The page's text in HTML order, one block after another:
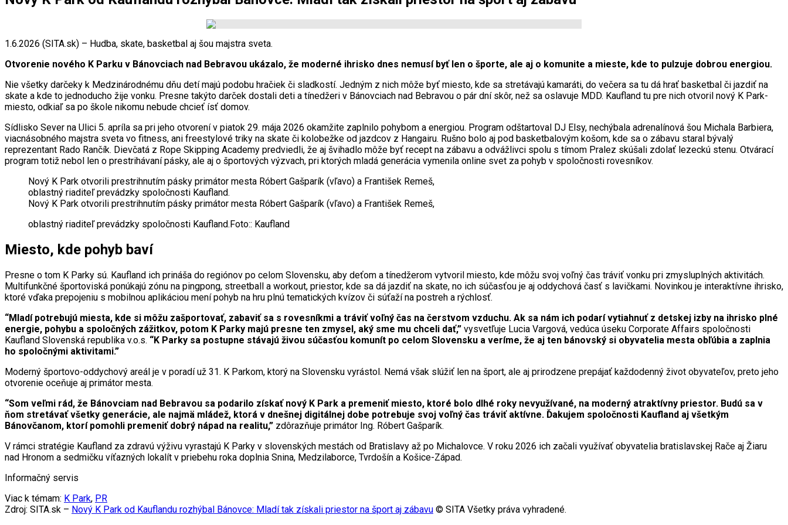
1.6.2026 (SITA.sk) – Hudba, skate, basketbal aj šou majstra sveta.
Otvorenie nového K Parku v Bánovciach nad Bebravou ukázalo, že moderné ihrisko dnes nemusí byť len o športe, ale aj o komunite a mieste, kde to pulzuje dobrou energiou.
Nie všetky darčeky k Medzinárodnému dňu detí majú podobu hračiek či sladkostí. Jedným z nich môže byť miesto, kde sa stretávajú kamaráti, do večera sa tu dá hrať basketbal či jazdiť na
skate a kde to jednoducho žije vonku. Presne takýto darček dostali deti a tínedžeri v Bánovciach nad Bebravou o pár dní skôr, než sa oslavuje MDD. Kaufland tu pre nich otvoril nový K Park-
miesto, odkiaľ sa po škole nikomu nebude chcieť ísť domov.
Sídlisko Sever na Ulici 5. apríla sa pri jeho otvorení v piatok 29. mája 2026 okamžite zaplnilo pohybom a energiou. Program odštartoval DJ Elsy, nechýbala adrenalínová šou Michala Barbiera,
viacnásobného majstra sveta vo fitness, ani freestylové triky na skate či kolobežke od jazdcov z Hangairu. Rušno bolo aj pod basketbalovým košom, kde sa o zábavu staral bývalý
reprezentant Rado Rančík. Dievčatá z Rope Skipping Academy predviedli, že aj švihadlo môže byť recept na zábavu a odvážlivci spolu s tímom Pralez skúšali zdolať lezeckú stenu. Otvárací
program totiž nebol len o prestrihávaní pásky, ale aj o športových výzvach, pri ktorých mladá generácia vymenila online svet za pohyb v spoločnosti rovesníkov.
Nový K Park otvorili prestrihnutím pásky primátor mesta Róbert Gašparík (vľavo) a František Remeš,
oblastný riaditeľ prevádzky spoločnosti Kaufland.
Nový K Park otvorili prestrihnutím pásky primátor mesta Róbert Gašparík (vľavo) a František Remeš,
oblastný riaditeľ prevádzky spoločnosti Kaufland.Foto:: Kaufland
Miesto, kde pohyb baví
Presne o tom K Parky sú. Kaufland ich prináša do regiónov po celom Slovensku, aby deťom a tínedžerom vytvoril miesto, kde môžu svoj voľný čas tráviť vonku pri zmysluplných aktivitách.
Multifunkčné športoviská ponúkajú zónu na pingpong, streetball a workout, priestor, kde sa dá jazdiť na skate, no ich súčasťou je aj oddychová časť s lavičkami. Novinkou je interaktívne ihrisko,
ktoré vďaka prepojeniu s mobilnou aplikáciou mení pohyb na hru plnú tematických kvízov či súťaží na postreh a rýchlosť.
“Mladí potrebujú miesta, kde si môžu zašportovať, zabaviť sa s rovesníkmi a tráviť voľný čas na čerstvom vzduchu. Ak sa nám ich podarí vytiahnuť z detskej izby na ihrisko plné
energie, pohybu a spoločných zážitkov, potom K Parky majú presne ten zmysel, aký sme mu chceli dať,” vysvetľuje Lucia Vargová, vedúca úseku Corporate Affairs spoločnosti
Kaufland Slovenská republika v.o.s. “K Parky sa postupne stávajú živou súčasťou komunít po celom Slovensku a veríme, že aj ten bánovský si obyvatelia mesta obľúbia a zaplnia
ho spoločnými aktivitami.”
Moderný športovo-oddychový areál je v poradí už 31. K Parkom, ktorý na Slovensku vyrástol. Nemá však slúžiť len na šport, ale aj prirodzene prepájať každodenný život obyvateľov, preto jeho
otvorenie oceňuje aj primátor mesta.
“Som veľmi rád, že Bánovciam nad Bebravou sa podarilo získať nový K Park a premeniť miesto, ktoré bolo dlhé roky nevyužívané, na moderný atraktívny priestor. Budú sa v
ňom stretávať všetky generácie, ale najmä mládež, ktorá v dnešnej digitálnej dobe potrebuje svoj voľný čas tráviť aktívne. Ďakujem spoločnosti Kaufland aj všetkým
Bánovčanom, ktorí pomohli premeniť dobrý nápad na realitu,” zdôrazňuje primátor Ing. Róbert Gašparík.
V rámci stratégie Kaufland za zdravú výživu vyrastajú K Parky v slovenských mestách od Bratislavy až po Michalovce. V roku 2026 ich začali využívať obyvatelia bratislavskej Rače aj Žiaru
nad Hronom a sedmičku víťazných lokalít v priebehu roka doplnia Snina, Medzilaborce, Tvrdošín a Košice-Západ.
Informačný servis
Viac k témam: K Park, PR
Zdroj: SITA.sk – Nový K Park od Kauflandu rozhýbal Bánovce: Mladí tak získali priestor na šport aj zábavu © SITA Všetky práva vyhradené.